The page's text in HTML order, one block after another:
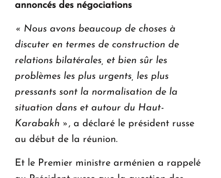
annoncés des négociations
« Nous avons beaucoup de choses à
discuter en termes de construction de
relations bilatérales, et bien sûr les
problèmes les plus urgents, les plus
pressants sont la normalisation de la
situation dans et autour du Haut-
Karabakh », a déclaré le président russe
au début de la réunion.
Et le Premier ministre arménien a rappelé